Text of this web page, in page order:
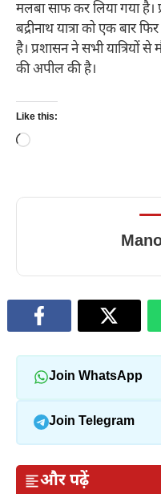
मलबा साफ कर लिया गया
बद्रीनाथ यात्रा को एक बार
है। प्रशासन ने सभी यात्रियों
की अपील की है।
Like this:
Loading…
Join WhatsApp
Join Telegram
और पढ़ें